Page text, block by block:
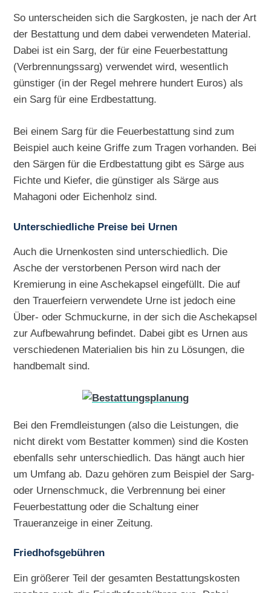
So unterscheiden sich die Sargkosten, je nach der Art
der Bestattung und dem dabei verwendeten Material.
Dabei ist ein Sarg, der für eine Feuerbestattung
(Verbrennungssarg) verwendet wird, wesentlich
günstiger (in der Regel mehrere hundert Euros) als
ein Sarg für eine Erdbestattung.
Bei einem Sarg für die Feuerbestattung sind zum
Beispiel auch keine Griffe zum Tragen vorhanden. Bei
den Särgen für die Erdbestattung gibt es Särge aus
Fichte und Kiefer, die günstiger als Särge aus
Mahagoni oder Eichenholz sind.
Unterschiedliche Preise bei Urnen
Auch die Urnenkosten sind unterschiedlich. Die
Asche der verstorbenen Person wird nach der
Kremierung in eine Aschekapsel eingefüllt. Die auf
den Trauerfeiern verwendete Urne ist jedoch eine
Über- oder Schmuckurne, in der sich die Aschekapsel
zur Aufbewahrung befindet. Dabei gibt es Urnen aus
verschiedenen Materialien bis hin zu Lösungen, die
handbemalt sind.
Bei den Fremdleistungen (also die Leistungen, die
nicht direkt vom Bestatter kommen) sind die Kosten
ebenfalls sehr unterschiedlich. Das hängt auch hier
um Umfang ab. Dazu gehören zum Beispiel der Sarg-
oder Urnenschmuck, die Verbrennung bei einer
Feuerbestattung oder die Schaltung einer
Traueranzeige in einer Zeitung.
Friedhofsgebühren
Ein größerer Teil der gesamten Bestattungskosten